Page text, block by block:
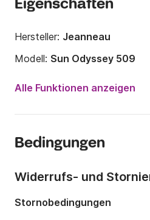
Eigenschaften
Hersteller: Jeanneau
Modell: Sun Odyssey 509
2014
Anzahl Schlafplätze:
Alle Funktionen anzeigen
Bedingungen
Widerrufs- und
Stornobedingungen